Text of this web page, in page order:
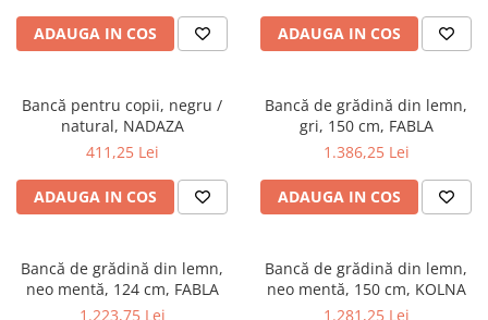
Dulapuri haine si Sifoniere
Masute de toaleta
Paturi cu saltea inclusa(pachet
Paturi de 1 persoana
Paturi lemn & pal
Paturi tapitate
ADAUGA IN COS ADAUGA IN COS
Bancă pentru copii, negru /
natural, NADAZA
411,25 Lei
ADAUGA IN COS
Bancă de grădină din lemn,
gri, 150 cm, FABLA
1.386,25 Lei
ADAUGA IN COS
Bancă de grădină din lemn,
neo mentă, 124 cm, FABLA
1.223,75 Lei
Bancă de grădină din lemn,
neo mentă, 150 cm, KOLNA
1.281,25 Lei